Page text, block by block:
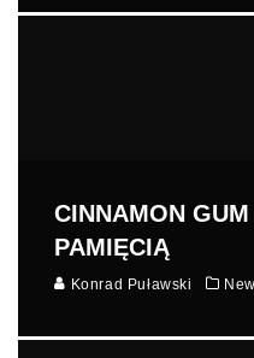
CINNAMON
PAMIĘCIĄ
Konrad Puławski